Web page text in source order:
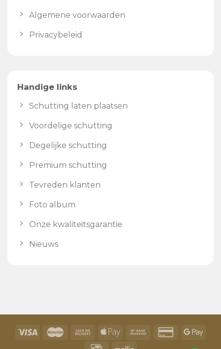
Algemene voorwaarden
Privacybeleid
Handige links
Schutting laten plaatsen
Voordelige schutting
Degelijke schutting
Premium schutting
Tevreden klanten
Foto album
Onze kwaliteitsgarantie
Nieuws